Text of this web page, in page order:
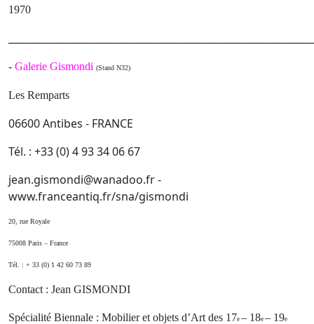
1970
- Galerie Gismondi (Stand N32)
Les Remparts
06600 Antibes - FRANCE
Tél. : +33 (0) 4 93 34 06 67
jean.gismondi@wanadoo.fr -
www.franceantiq.fr/sna/gismondi
20, rue Royale
75008 Paris – France
Tél. : + 33 (0) 1 42 60 73 89
Contact : Jean GISMONDI
Spécialité Biennale : Mobilier et objets d’Art des 17e – 18e – 19e